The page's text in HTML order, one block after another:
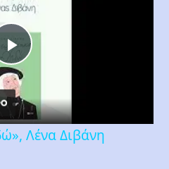
Play
Video
Λένα Διβάνη